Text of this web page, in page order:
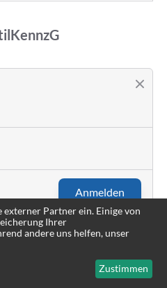
Anmelden
Partner ein. Einige von
Ihrer
andere uns helfen, unser
Zustimmen